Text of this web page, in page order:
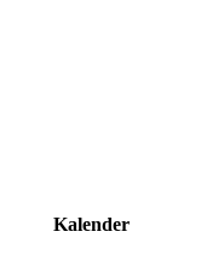
Kalender